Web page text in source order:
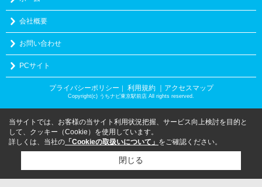
会社概要
お問い合わせ
PCサイト
プライバシーポリシー ｜ 利用規約 ｜アクセスマップ
Copyright(c) うちナビ東京駅前店 All rights reserved.
当サイトでは、お客様の当サイト利用状況把握、サービス向上検討を目的と
して、クッキー（Cookie）を使用しています。
詳しくは、当社の 「Cookieの取扱いについて」 をご確認ください。
閉じる